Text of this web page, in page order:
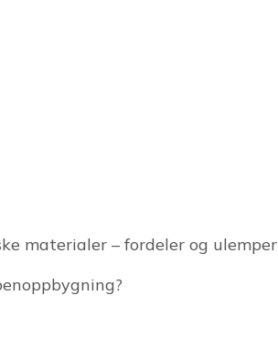
materialer – fordeler og ulemper